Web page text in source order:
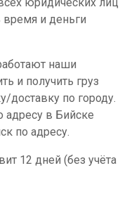
и деньги
наши
и получить груз
доставку по городу.
в Бийске
по адресу.
12 дней (без учёта